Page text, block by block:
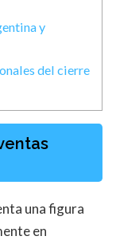
y
del cierre
una figura
en